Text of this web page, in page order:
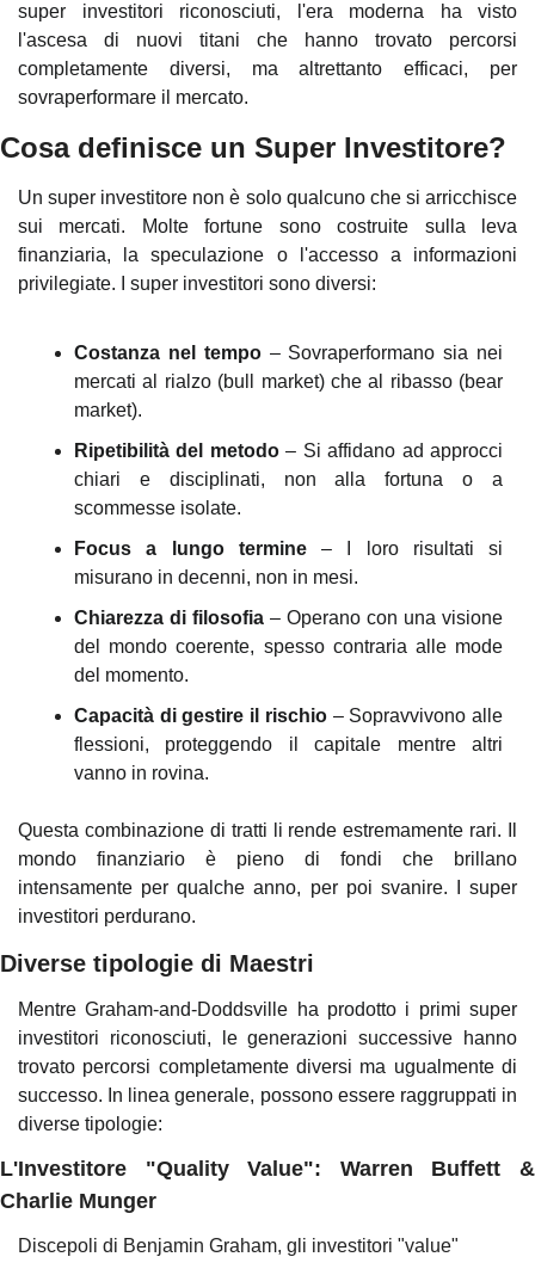
super investitori riconosciuti, l'era moderna ha visto
l'ascesa di nuovi titani che hanno trovato percorsi
completamente diversi, ma altrettanto efficaci, per
sovraperformare il mercato.
Cosa definisce un Super Investitore?
Un super investitore non è solo qualcuno che si arricchisce
sui mercati. Molte fortune sono costruite sulla leva
finanziaria, la speculazione o l'accesso a informazioni
privilegiate. I super investitori sono diversi:
Costanza nel tempo – Sovraperformano sia nei
mercati al rialzo (bull market) che al ribasso (bear
market).
Ripetibilità del metodo – Si affidano ad approcci
chiari e disciplinati, non alla fortuna o a
scommesse isolate.
Focus a lungo termine – I loro risultati si
misurano in decenni, non in mesi.
Chiarezza di filosofia – Operano con una visione
del mondo coerente, spesso contraria alle mode
del momento.
Capacità di gestire il rischio – Sopravvivono alle
flessioni, proteggendo il capitale mentre altri
vanno in rovina.
Questa combinazione di tratti li rende estremamente rari. Il
mondo finanziario è pieno di fondi che brillano
intensamente per qualche anno, per poi svanire. I super
investitori perdurano.
Diverse tipologie di Maestri
Mentre Graham-and-Doddsville ha prodotto i primi super
investitori riconosciuti, le generazioni successive hanno
trovato percorsi completamente diversi ma ugualmente di
successo. In linea generale, possono essere raggruppati in
diverse tipologie:
L'Investitore "Quality Value": Warren Buffett &
Charlie Munger
Discepoli di Benjamin Graham, gli investitori "value"